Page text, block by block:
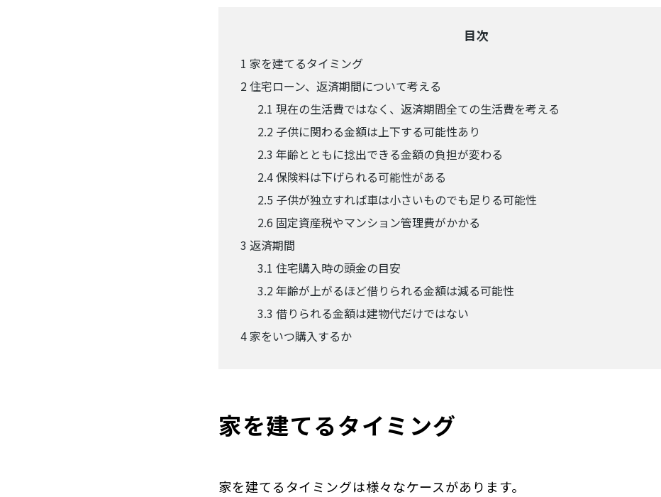
目次
1 家を建てるタイミング
2住宅ローン、返済期間について考える
2.1 現在の生活費ではなく、返済期間全ての生活費を考える
2.2 子供に関わる金額は上下する可能性あり
2.3 年齢とともに捻出できる金額の負担が変わる
2.4保険料は下げられる可能性がある
2.5 子供が独立すれば車は小さいものでも足りる可能性
2.6 固定資産税やマンション管理費がかかる
3 返済期間
3.1 住宅購入時の頭金の目安
3.2年齢が上がるほど借りられる金額は減る可能性
3.3 借りられる金額は建物代だけではない
4家をいつ購入するか
家を建てるタイミング
家を建てるタイミングは様々なケースがあります。